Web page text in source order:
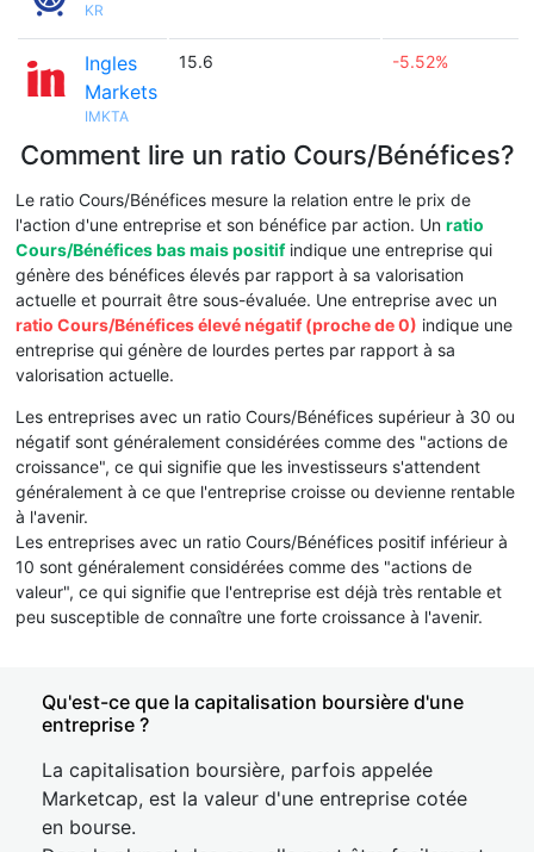
KR
Ingles
Markets
IMKTA
15.6 -5.52%
Comment lire un ratio Cours/Bénéfices?
Le ratio Cours/Bénéfices mesure la relation entre le prix de
l'action d'une entreprise et son bénéfice par action. Un ratio
Cours/Bénéfices bas mais positifindique une entreprise qui
génère des bénéfices élevés par rapport à sa valorisation
actuelle et pourrait être sous-évaluée. Une entreprise avec un
ratio Cours/Bénéfices élevé négatif (proche de 0) indique une
entreprise qui génère de lourdes pertes par rapport à sa
valorisation actuelle.
Les entreprises avec un ratio Cours/Bénéfices supérieur à 30 ou
négatif sont généralement considérées comme des "actions de
croissance", ce qui signifie que les investisseurs s'attendent
généralement à ce que l'entreprise croisse ou devienne rentable
à l'avenir.
Les entreprises avec un ratio Cours/Bénéfices positif inférieur à
10 sont généralement considérées comme des "actions de
valeur", ce qui signifie que l'entreprise est déjà très rentable et
peu susceptible de connaître une forte croissance à l'avenir.
Qu'est-ce que la capitalisation boursière d'une
entreprise ?
La capitalisation boursière, parfois appelée
Marketcap, est la valeur d'une entreprise cotée
en bourse.